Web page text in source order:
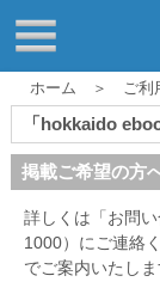
ホーム ＞ ご利
「hokkaido
掲載ご希望の方
詳しくは 「お問
1000）にご連絡
でご案内いたしま
はじめてご利
ふるさと納税
学校ebooks
小清水アーカ
北海道立文書
コンテンツ